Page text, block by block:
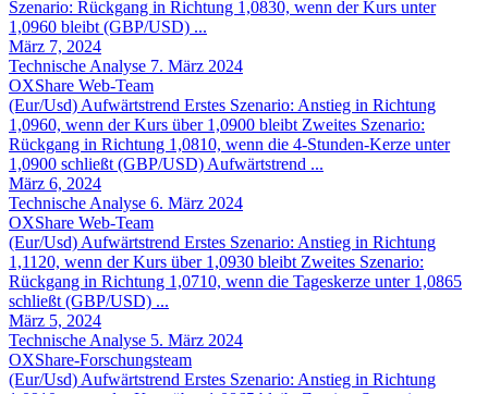
Szenario: Rückgang in Richtung 1,0830, wenn der Kurs unter
1,0960 bleibt (GBP/USD) ...
März 7, 2024
Technische Analyse 7. März 2024
OXShare Web-Team
(Eur/Usd) Aufwärtstrend Erstes Szenario: Anstieg in Richtung
1,0960, wenn der Kurs über 1,0900 bleibt Zweites Szenario:
Rückgang in Richtung 1,0810, wenn die 4-Stunden-Kerze unter
1,0900 schließt (GBP/USD) Aufwärtstrend ...
März 6, 2024
Technische Analyse 6. März 2024
OXShare Web-Team
(Eur/Usd) Aufwärtstrend Erstes Szenario: Anstieg in Richtung
1,1120, wenn der Kurs über 1,0930 bleibt Zweites Szenario:
Rückgang in Richtung 1,0710, wenn die Tageskerze unter 1,0865
schließt (GBP/USD) ...
März 5, 2024
Technische Analyse 5. März 2024
OXShare-Forschungsteam
(Eur/Usd) Aufwärtstrend Erstes Szenario: Anstieg in Richtung